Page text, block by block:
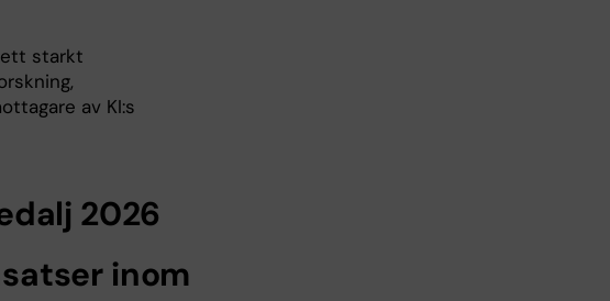
starkt
av KI:s
2026
inom